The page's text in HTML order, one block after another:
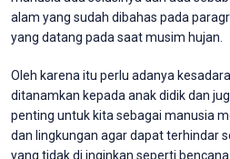
alam yang sudah dibahas pada
yang datang pada saat musim hujan.
Oleh karena itu perlu adanya
ditanamkan kepada anak didik dan
penting untuk kita sebagai manusia
dan lingkungan agar dapat terhindar
yang tidak di inginkan seperti